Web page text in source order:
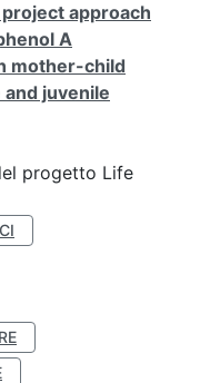
project approach
A
mother-child
juvenile
progetto Life